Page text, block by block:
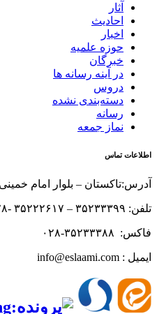
آثار
احادیث
اخبار
حوزه علمیه
خبرگان
در آینه رسانه ها
دروس
دسته‌بندی نشده
رسانه
نماز جمعه
اطلاعات تماس
آدرس:تاکستان – بلوار امام
تلفن: ۳۵۲۳۳۳۹۹ – ۳۵۲۲۲۶۱۷ -۰۲۸
فاکس: ۳۵۲۳۳۳۸۸-۰۲۸
ایمیل : info@eslaami.com